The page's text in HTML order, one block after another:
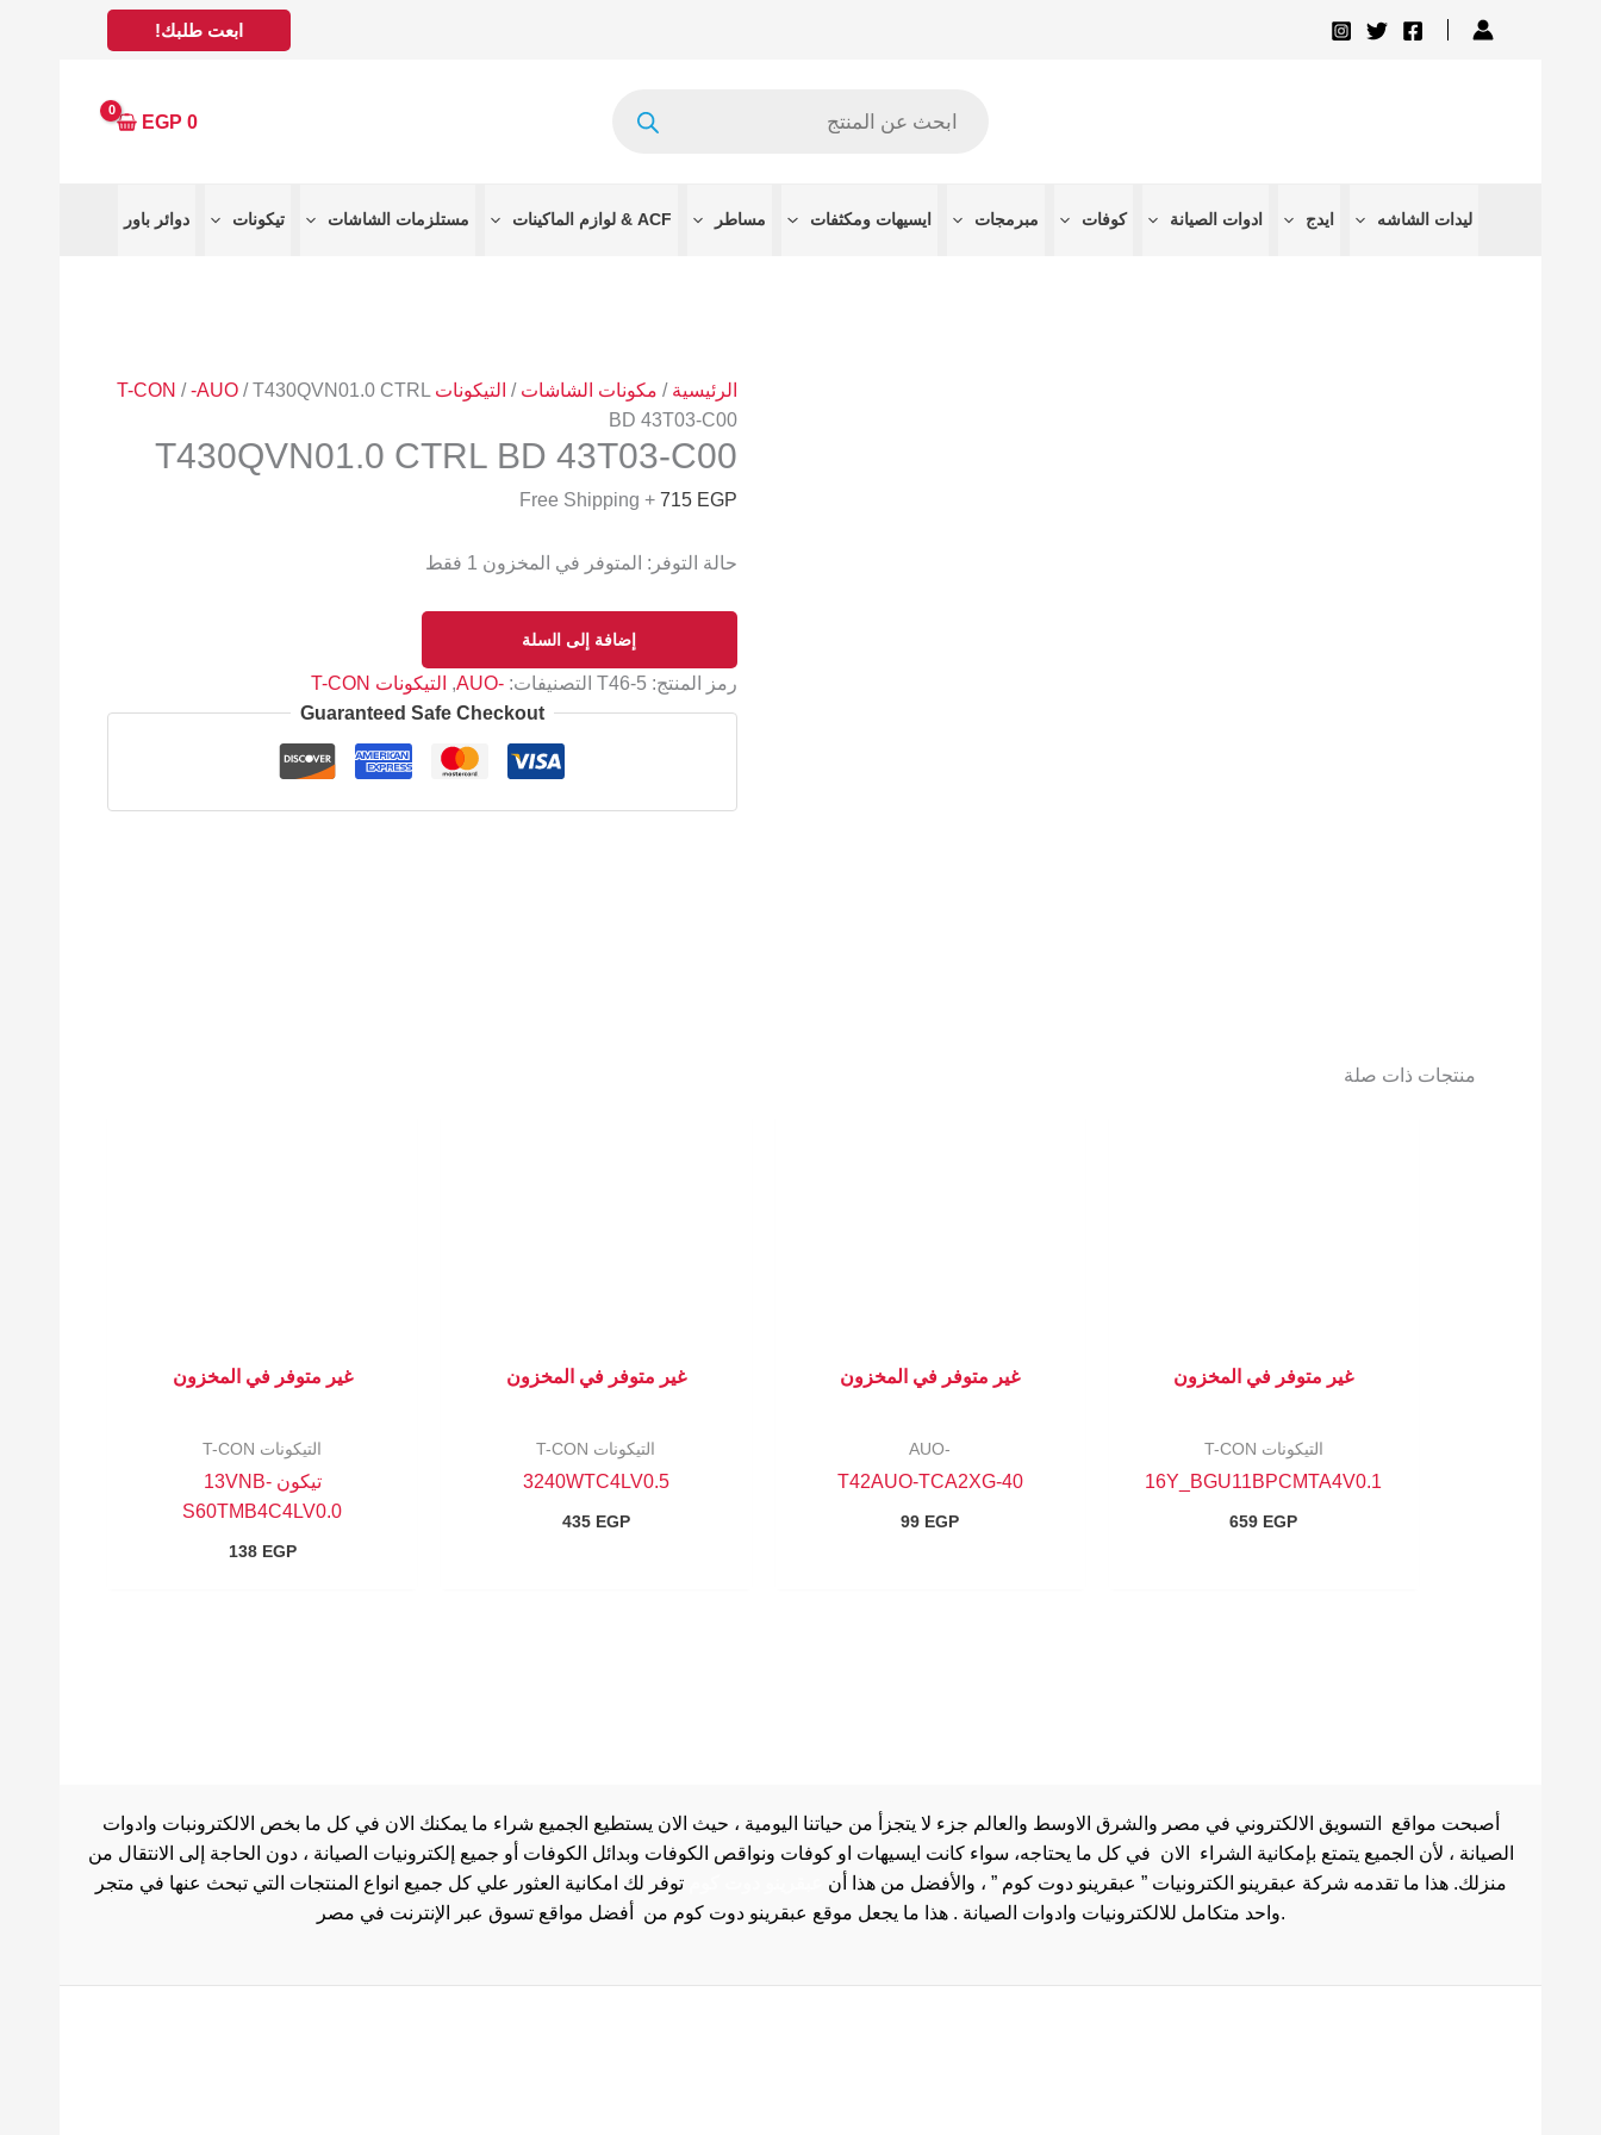
ابعت طلبك!
0
EGP
ليدات الشاشه ايدج ادوات الصيانة كوفات مبرمجات ايسيهات ومكثفات مساطر ACF & لوازم الماكينات مستلزمات الشاشات تيكونات دوائر باور
الرئيسية / مكونات الشاشات / التيكونات T-CON /-AUO/ T430QVN01.0 CTRL
BD 43T03-C00
T430QVN01.0 CTRL BD 43T03-C00
715 EGP
+ Free Shipping
حالة التوفر: المتوفر في المخزون 1 فقط
إضافة إلى السلة
رمز المنتج: T46-5 التصنيفات:-AUO
, التيكونات T-CON
Guaranteed Safe Checkout
منتجات ذات صلة
غير متوفر في المخزون
التيكونات T-CON
16Y_BGU11BPCMTA4V0.1
659 EGP
غير متوفر في المخزون
-AUO
40-T42AUO-TCA2XG
99 EGP
غير متوفر في المخزون
التيكونات T-CON
3240WTC4LV0.5
435 EGP
غير متوفر في المخزون
التيكونات T-CON
تيكون 13VNB-
S60TMB4C4LV0.0
138 EGP
أصبحت مواقع التسويق الالكتروني في مصر والشرق الاوسط والعالم جزء لا يتجزأ من حياتنا اليومية ، حيث الان يستطيع الجميع شراء ما يمكنك الان في كل ما بخص الالكترونبات وادوات
الصيانة ، لأن الجميع يتمتع بإمكانية الشراء الان في كل ما يحتاجه، سواء كانت ايسيهات او كوفات ونواقص الكوفات وبدائل الكوفات أو جميع إلكترونيات الصيانة ، دون الحاجة إلى الانتقال من
منزلك. هذا ما تقدمه شركة عبقرينو الكترونيات ” عبقرينو دوت كوم ” ، والأفضل من هذا أن
توفر لك امكانية العثور علي كل جميع انواع المنتجات التي تبحث عنها في متجر
واحد متكامل للالكترونيات وادوات الصيانة . هذا ما يجعل موقع عبقرينو دوت كوم من أفضل مواقع تسوق عبر الإنترنت في مصر.